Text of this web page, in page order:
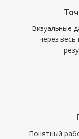
Визуальные
через весь
Понятный